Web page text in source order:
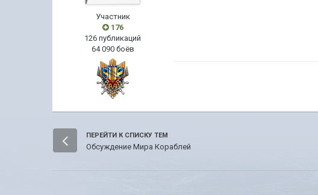
Участник
176
126 публикаций
64 090 боёв
ПЕРЕЙТИ К СПИСКУ ТЕМ
Обсуждение Мира Кораблей